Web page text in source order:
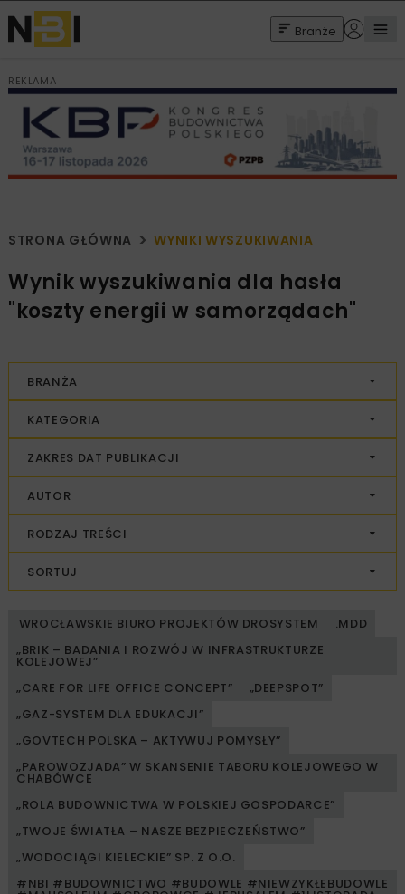
Branże
REKLAMA
STRONA GŁÓWNA WYNIKI WYSZUKIWANIA
Wynik wyszukiwania dla hasła
"koszty energii w samorządach"
BRANŻA
KATEGORIA
ZAKRES DAT PUBLIKACJI
AUTOR
RODZAJ TREŚCI
SORTUJ
WROCŁAWSKIE BIURO PROJEKTÓW DROSYSTEM
.MDD
„BRIK – BADANIA I ROZWÓJ W INFRASTRUKTURZE
KOLEJOWEJ”
„CARE FOR LIFE OFFICE CONCEPT”
„DEEPSPOT”
„GAZ-SYSTEM DLA EDUKACJI”
„GOVTECH POLSKA – AKTYWUJ POMYSŁY”
„PAROWOZJADA” W SKANSENIE TABORU KOLEJOWEGO W
CHABÓWCE
„ROLA BUDOWNICTWA W POLSKIEJ GOSPODARCE”
„TWOJE ŚWIATŁA – NASZE BEZPIECZEŃSTWO”
„WODOCIĄGI KIELECKIE” SP. Z O.O.
#NBI #BUDOWNICTWO #BUDOWLE #NIEWZYKŁEBUDOWLE